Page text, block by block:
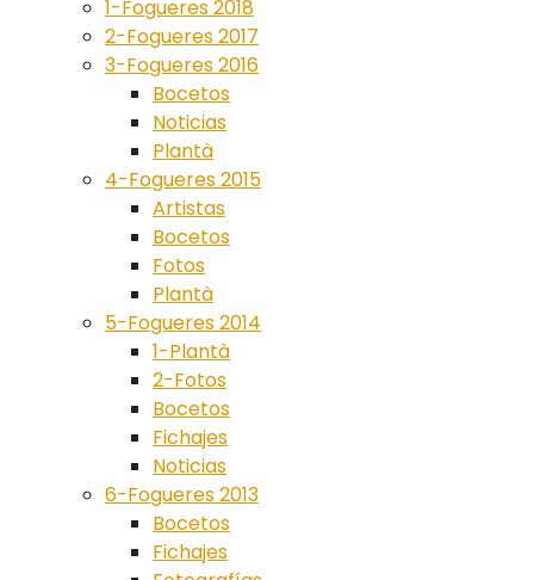
1-Fogueres 2018
2-Fogueres 2017
3-Fogueres 2016
Bocetos
Noticias
Plantà
4-Fogueres 2015
Artistas
Bocetos
Fotos
Plantà
5-Fogueres 2014
1-Plantà
2-Fotos
Bocetos
Fichajes
Noticias
6-Fogueres 2013
Bocetos
Fichajes